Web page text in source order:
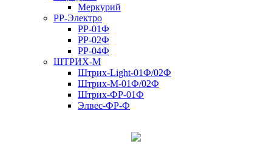
Меркурий
РР-Электро
РР-01Ф
РР-02Ф
РР-04Ф
ШТРИХ-М
Штрих-Light-01Ф/02Ф
Штрих-М-01Ф/02Ф
Штрих-ФР-01Ф
Элвес-ФР-Ф